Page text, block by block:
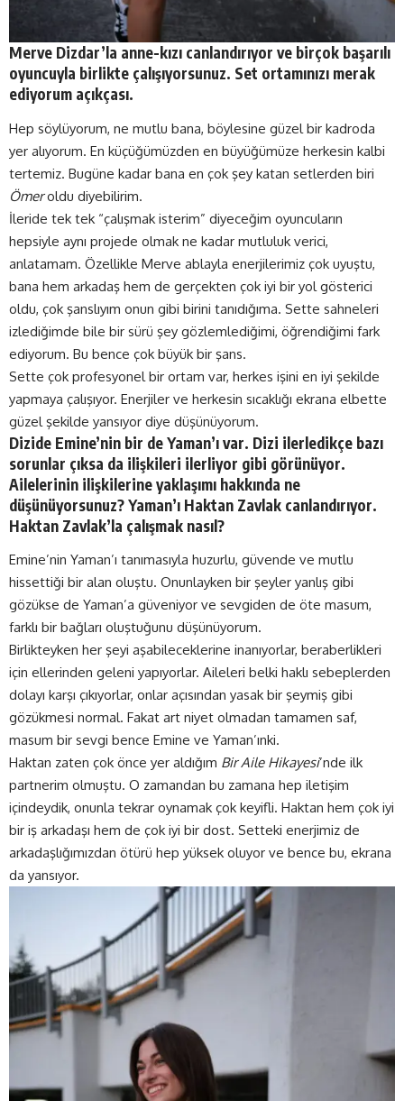
Merve Dizdar’la anne-kızı canlandırıyor ve birçok başarılı
oyuncuyla birlikte çalışıyorsunuz. Set ortamınızı merak
ediyorum açıkçası.
Hep söylüyorum, ne mutlu bana, böylesine güzel bir kadroda
yer alıyorum. En küçüğümüzden en büyüğümüze herkesin kalbi
tertemiz. Bugüne kadar bana en çok şey katan setlerden biri
Ömeroldu diyebilirim.
İleride tek tek “çalışmak isterim” diyeceğim oyuncuların
hepsiyle aynı projede olmak ne kadar mutluluk verici,
anlatamam. Özellikle Merve ablayla enerjilerimiz çok uyuştu,
bana hem arkadaş hem de gerçekten çok iyi bir yol gösterici
oldu, çok şanslıyım onun gibi birini tanıdığıma. Sette sahneleri
izlediğimde bile bir sürü şey gözlemlediğimi, öğrendiğimi fark
ediyorum. Bu bence çok büyük bir şans.
Sette çok profesyonel bir ortam var, herkes işini en iyi şekilde
yapmaya çalışıyor. Enerjiler ve herkesin sıcaklığı ekrana elbette
güzel şekilde yansıyor diye düşünüyorum.
Dizide Emine’nin bir de Yaman’ı var. Dizi ilerledikçe bazı
sorunlar çıksa da ilişkileri ilerliyor gibi görünüyor.
Ailelerinin ilişkilerine yaklaşımı hakkında ne
düşünüyorsunuz? Yaman’ı Haktan Zavlak canlandırıyor.
Haktan Zavlak’la çalışmak nasıl?
Emine’nin Yaman’ı tanımasıyla huzurlu, güvende ve mutlu
hissettiği bir alan oluştu. Onunlayken bir şeyler yanlış gibi
gözükse de Yaman’a güveniyor ve sevgiden de öte masum,
farklı bir bağları oluştuğunu düşünüyorum.
Birlikteyken her şeyi aşabileceklerine inanıyorlar, beraberlikleri
için ellerinden geleni yapıyorlar. Aileleri belki haklı sebeplerden
dolayı karşı çıkıyorlar, onlar açısından yasak bir şeymiş gibi
gözükmesi normal. Fakat art niyet olmadan tamamen saf,
masum bir sevgi bence Emine ve Yaman’ınki.
Haktan zaten çok önce yer aldığım Bir Aile Hikayesi’nde ilk
partnerim olmuştu. O zamandan bu zamana hep iletişim
içindeydik, onunla tekrar oynamak çok keyifli. Haktan hem çok iyi
bir iş arkadaşı hem de çok iyi bir dost. Setteki enerjimiz de
arkadaşlığımızdan ötürü hep yüksek oluyor ve bence bu, ekrana
da yansıyor.